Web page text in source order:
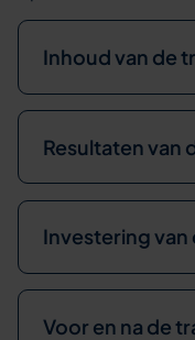
Inhoud van de
Resultaten van
Investering van
Voor en na de